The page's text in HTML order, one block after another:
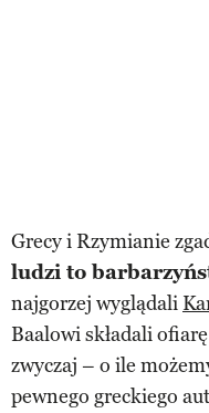
Grecy i Rzymianie
ludzi to
najgorzej wyglądali
Baalowi składali
zwyczaj – o ile
pewnego greckiego